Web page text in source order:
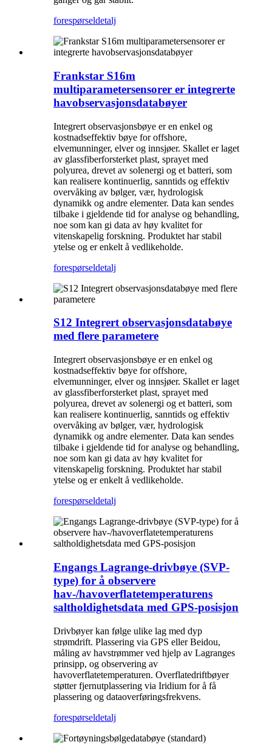
forespørseldetalj
Frankstar S16m
multiparametersensorer er integrerte
havobservasjonsdatabøyer
Integrert observasjonsbøye er en enkel og
kostnadseffektiv bøye for offshore,
elvemunninger, elver og innsjøer. Skallet er laget
av glassfiberforsterket plast, sprayet med
polyurea, drevet av solenergi og et batteri, som
kan realisere kontinuerlig, sanntids og effektiv
overvåking av bølger, vær, hydrologisk
dynamikk og andre elementer. Data kan sendes
tilbake i gjeldende tid for analyse og behandling,
noe som kan gi data av høy kvalitet for
vitenskapelig forskning. Produktet har stabil
ytelse og er enkelt å vedlikeholde.
forespørseldetalj
S12 Integrert observasjonsdatabøye
med flere parametere
Integrert observasjonsbøye er en enkel og
kostnadseffektiv bøye for offshore,
elvemunninger, elver og innsjøer. Skallet er laget
av glassfiberforsterket plast, sprayet med
polyurea, drevet av solenergi og et batteri, som
kan realisere kontinuerlig, sanntids og effektiv
overvåking av bølger, vær, hydrologisk
dynamikk og andre elementer. Data kan sendes
tilbake i gjeldende tid for analyse og behandling,
noe som kan gi data av høy kvalitet for
vitenskapelig forskning. Produktet har stabil
ytelse og er enkelt å vedlikeholde.
forespørseldetalj
Engangs Lagrange-drivbøye (SVP-
type) for å observere
hav-/havoverflatetemperaturens
saltholdighetsdata med GPS-posisjon
Drivbøyer kan følge ulike lag med dyp
strømdrift. Plassering via GPS eller Beidou,
måling av havstrømmer ved hjelp av Lagranges
prinsipp, og observering av
havoverflatetemperaturen. Overflatedriftbøyer
støtter fjernutplassering via Iridium for å få
plassering og dataoverføringsfrekvens.
forespørseldetalj